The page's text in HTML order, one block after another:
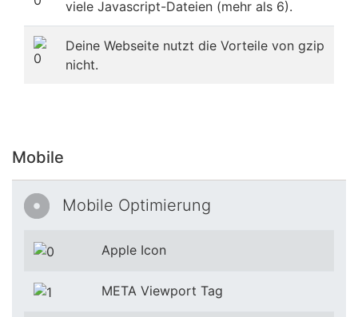
viele Javascript-Dateien (mehr als 6).
Deine Webseite nutzt die Vorteile von gzip
nicht.
Mobile
Mobile Optimierung
Apple Icon
META Viewport Tag